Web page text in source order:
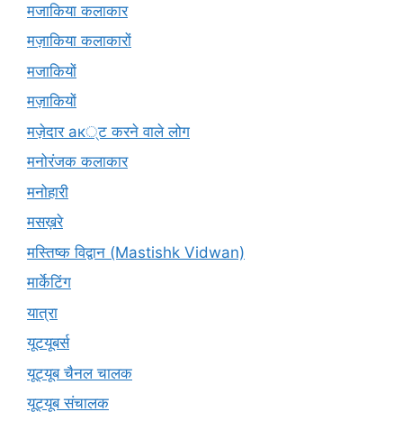
मजाकिया कलाकार
मज़ाकिया कलाकारों
मजाकियों
मज़ाकियों
मज़ेदार ак्ट करने वाले लोग
मनोरंजक कलाकार
मनोहारी
मसख़रे
मस्तिष्क विद्वान (Mastishk Vidwan)
मार्केटिंग
यात्रा
यूटयूबर्स
यूट्यूब चैनल चालक
यूट्यूब संचालक